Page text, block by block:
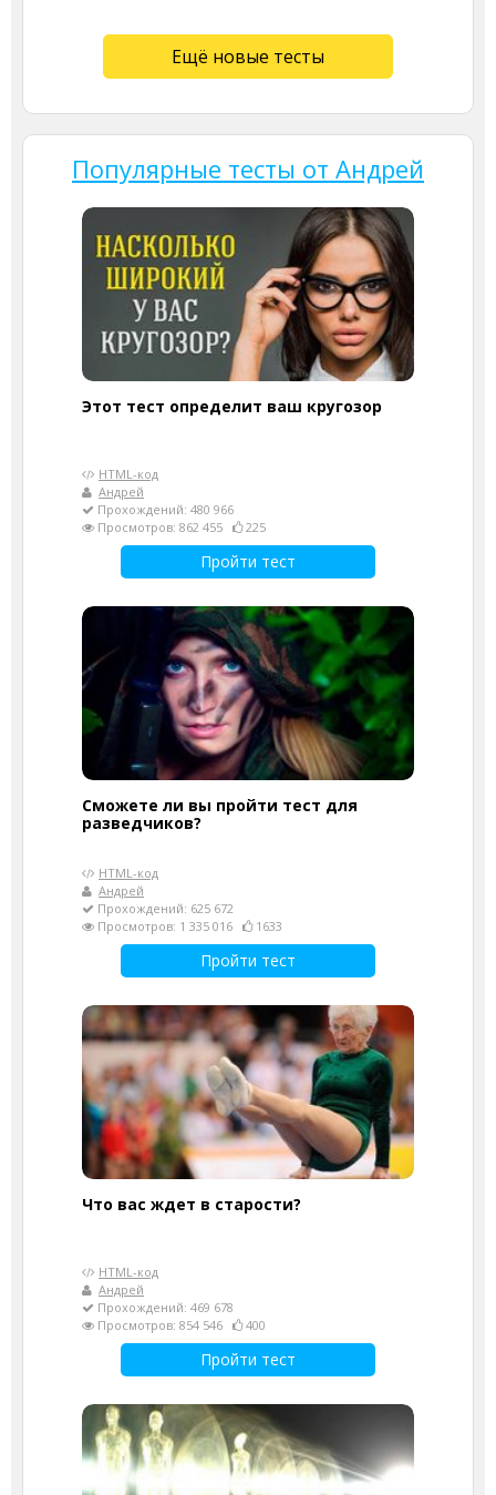
Ещё новые тесты
Популярные тесты от Андрей
Этот тест определит ваш кругозор
HTML-код
Андрей
Прохождений: 480 966
Просмотров: 862 455
225
Пройти тест
Сможете ли вы пройти тест для
разведчиков?
HTML-код
Андрей
Прохождений: 625 672
Просмотров: 1 335 016
1633
Пройти тест
Что вас ждет в старости?
HTML-код
Андрей
Прохождений: 469 678
Просмотров: 854 546
400
Пройти тест